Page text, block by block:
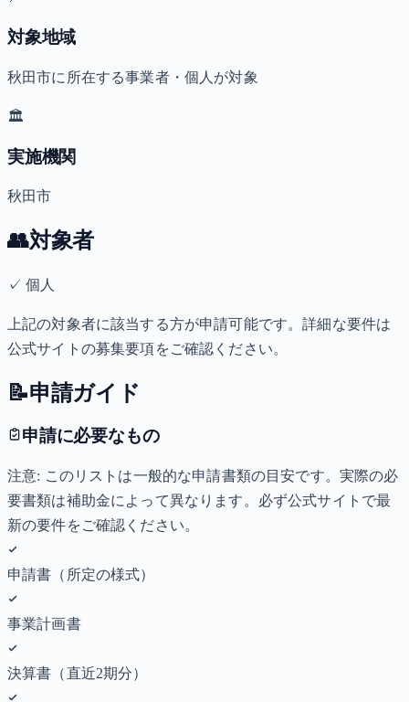
対象地域
秋田市に所在する事業者・個人が対象
🏛️
実施機関
秋田市
👥対象者
✓個人
上記の対象者に該当する方が申請可能です。詳細な要件は
公式サイトの募集要項をご確認ください。
📝申請ガイド
申請に必要なもの
注意: このリストは一般的な申請書類の目安です。実際の必
要書類は補助金によって異なります。必ず公式サイトで最
新の要件をご確認ください。
申請書（所定の様式）
事業計画書
決算書（直近2期分）